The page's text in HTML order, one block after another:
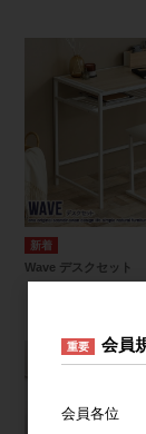
Wave デスクセット
重要 会員
会員各位